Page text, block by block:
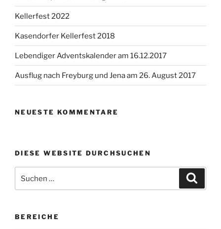
Kellerfest 2022
Kasendorfer Kellerfest 2018
Lebendiger Adventskalender am 16.12.2017
Ausflug nach Freyburg und Jena am 26. August 2017
NEUESTE KOMMENTARE
DIESE WEBSITE DURCHSUCHEN
nach:
BEREICHE